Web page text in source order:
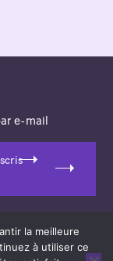
e-mail
Murs.
la meilleure
à utiliser ce